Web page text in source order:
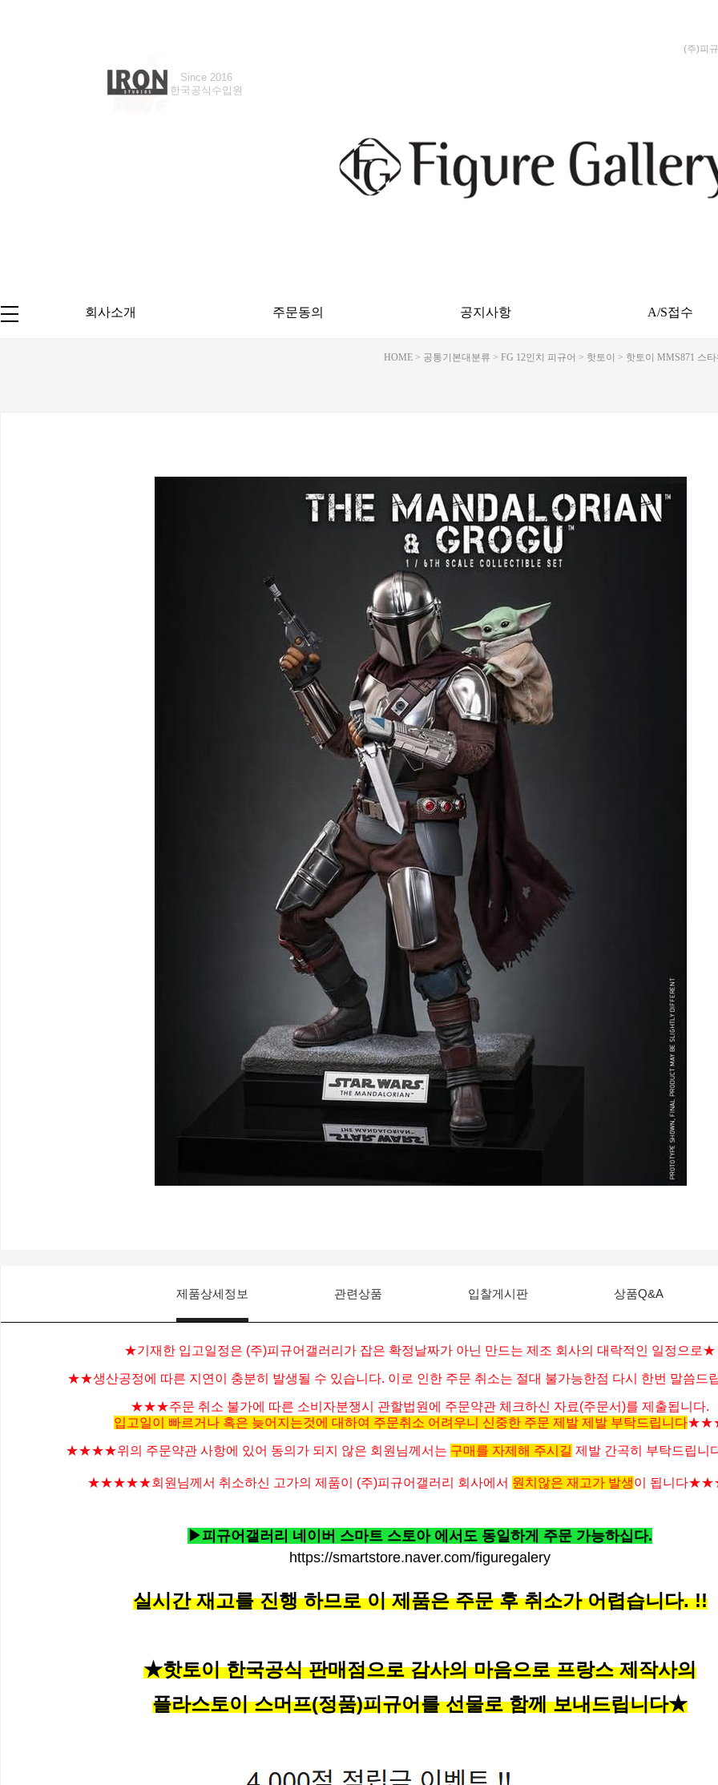
Since 2016
한국공식수입원
(주)피
회사소개 주문동의 공지사항 A/S접수
HOME > 공통기본대분류 > FG 12인치 피규어 > 핫토이 > 핫토이 MMS871 스
제품상세정보 관련상품 입찰게시판 상품Q&A
★기재한 입고일정은 (주)피규어갤러리가 잡은 확정날짜가 아닌 만드는 제조 회사의 대락적인 일정으로★
★★생산공정에 따른 지연이 충분히 발생될 수 있습니다. 이로 인한 주문 취소는 절대 불가능한점 다시 한번 말씀
★★★주문 취소 불가에 따른 소비자분쟁시 관할법원에 주문약관 체크하신 자료(주문서)를 제출됩니다.
입고일이 빠르거나 혹은 늦어지는것에 대하여 주문취소 어려우니 신중한 주문 제발 제발 부탁드립니다
★★★★위의 주문약관 사항에 있어 동의가 되지 않은 회원님께서는 구매를 자제해 주시길 제발 간곡히 부탁드립
★★★★★회원님께서 취소하신 고가의 제품이 (주)피규어갤러리 회사에서 원치않은 재고가 발생이 됩니다
▶피규어갤러리 네이버 스마트 스토아 에서도 동일하게 주문 가능하십다.
https://smartstore.naver.com/figuregalery
실시간 재고를 진행 하므로 이 제품은 주문 후 취소가 어렵습니다. !!
★핫토이 한국공식 판매점으로 감사의 마음으로 프랑스 제작사의
플라스토이스머프(정품)피규어를 선물로 함께 보내드립니다★